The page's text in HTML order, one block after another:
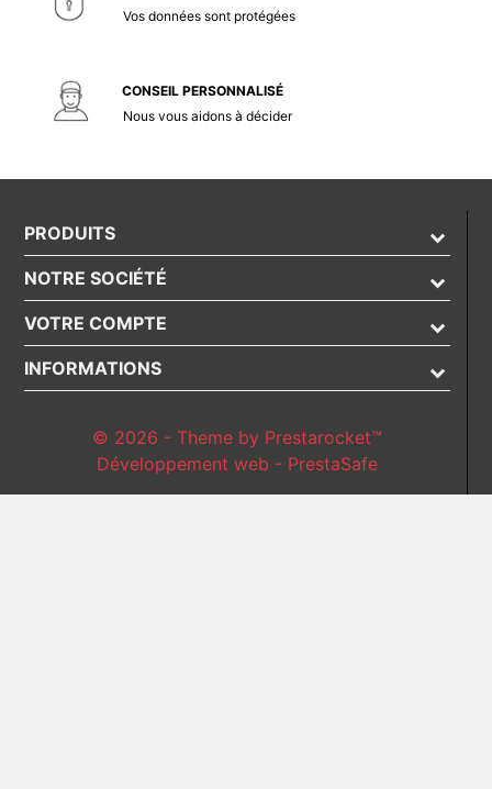
Vos données sont protégées
CONSEIL PERSONNALISÉ
Nous vous aidons à décider
PRODUITS
NOTRE SOCIÉTÉ
VOTRE COMPTE
INFORMATIONS
© 2026 - Theme by Prestarocket™
Développement web - PrestaSafe